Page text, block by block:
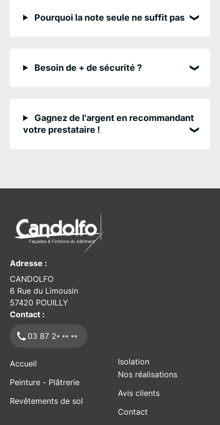
Pourquoi la note seule ne suffit pas
Besoin de + de sécurité ?
Gagnez de l'argent en recommandant
votre prestataire !
Adresse :
CANDOLFO
6 Rue du Limousin
57420 POUILLY
Contact :
03 87 2* ** **
Accueil
Peinture - Plâtrerie
Revêtements de sol
Isolation
Nos réalisations
Avis clients
Contact